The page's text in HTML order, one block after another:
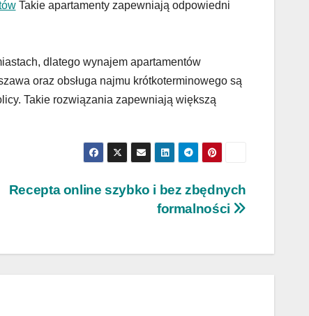
Takie apartamenty zapewniają odpowiedni
dlatego wynajem apartamentów
oraz obsługa najmu krótkoterminowego są
Takie rozwiązania zapewniają większą
Recepta online szybko i bez zbędnych
formalności